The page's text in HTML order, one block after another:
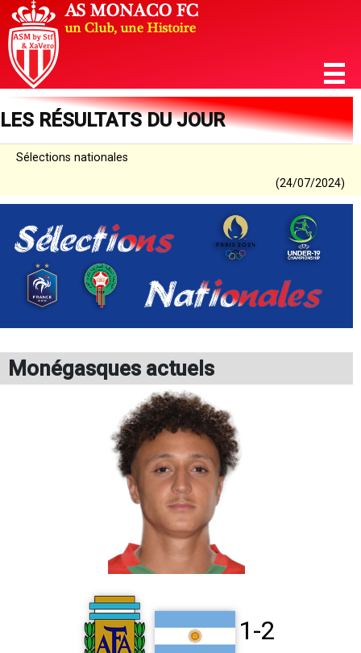
LES RÉSULTATS DU JOUR
Sélections nationales
(24/07/2024)
Monégasques actuels
1-2